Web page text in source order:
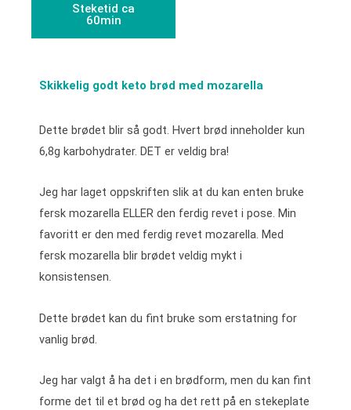
Steketid ca
60min
Skikkelig godt keto brød med mozarella
Dette brødet blir så godt. Hvert brød inneholder kun
6,8g karbohydrater. DET er veldig bra!
Jeg har laget oppskriften slik at du kan enten bruke
fersk mozarella ELLER den ferdig revet i pose. Min
favoritt er den med ferdig revet mozarella. Med
fersk mozarella blir brødet veldig mykt i
konsistensen.
Dette brødet kan du fint bruke som erstatning for
vanlig brød.
Jeg har valgt å ha det i en brødform, men du kan fint
forme det til et brød og ha det rett på en stekeplate